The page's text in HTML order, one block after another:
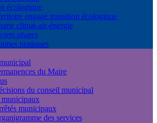
écologique
engagé transition écologique
climat-air-énergie
phares
pratiques
du Maire
du conseil municipal
municipaux
municipaux
des services